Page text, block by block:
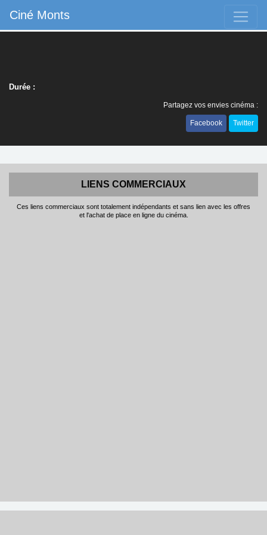
Ciné Monts
Durée :
Partagez vos envies cinéma :
Facebook Twitter
LIENS COMMERCIAUX
Ces liens commerciaux sont totalement indépendants et sans lien avec les offres
et l'achat de place en ligne du cinéma.